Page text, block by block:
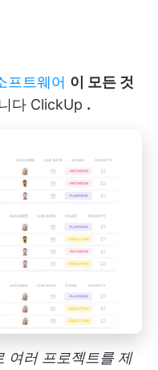
프트웨어 이 모든 것
다 ClickUp .
여러 프로젝트를 제